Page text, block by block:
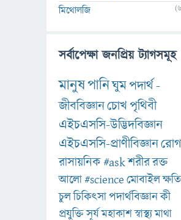
মিথোলজি
সর্বাপেক্ষা জনপ্রিয় ট্যাগসমূহ
মানুষপানিঘুমপদার্থ-
জীববিজ্ঞানচোখপৃথিবী
এইচএসসি-উদ্ভিদবিজ্ঞান
এইচএসসি-প্রাণীবিজ্ঞানরোগ
রাসায়নিক#askশরীররক্ত
আলো#scienceমোবাইলক্ষতি
চুলচিকিৎসাপদার্থবিজ্ঞানকী
প্রযুক্তিসূর্যমহাকাশস্বাস্থ্যমাথা